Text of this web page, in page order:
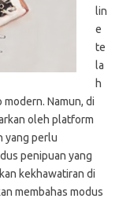
lin
e
te
la
h
Namun, di
oleh platform
yang perlu
penipuan yang
kekhawatiran di
membahas modus